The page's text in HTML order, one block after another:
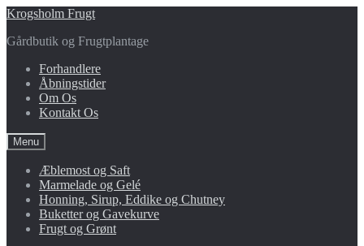
Spring
navigation
Spring
indhold
Krogs​holm Frugt
Gårdbutik og Frugtplantage
Forhandlere
Åbningstider
Om Os
Kontakt Os
Menu
Æblemost og Saft
Marmelade og Gelé
Honning, Sirup, Eddike og Chutney
Buketter og Gavekurve
Frugt og Grønt